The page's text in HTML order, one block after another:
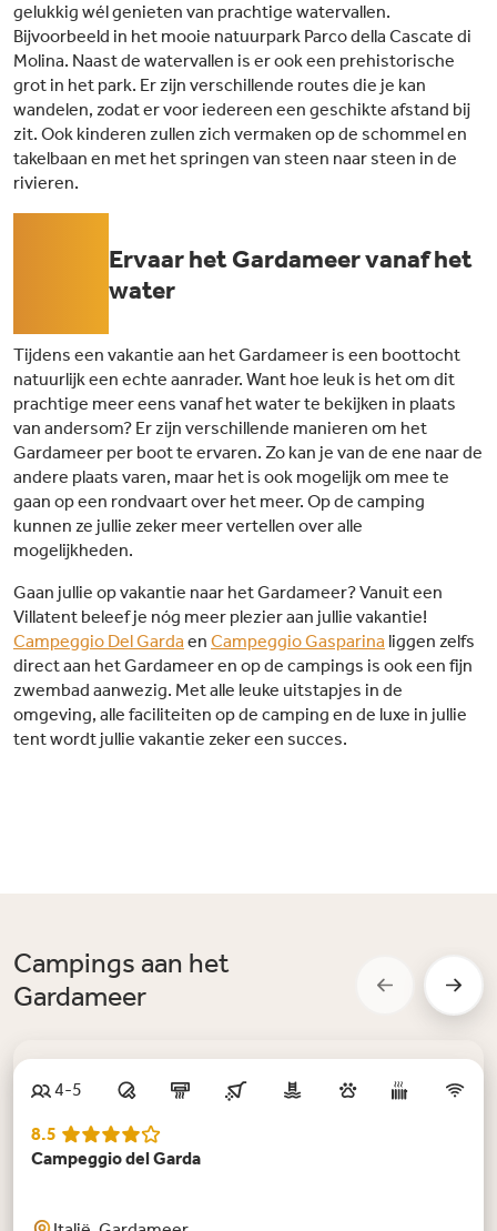
gelukkig wél genieten van prachtige watervallen.
Bijvoorbeeld in het mooie natuurpark Parco della Cascate di
Molina. Naast de watervallen is er ook een prehistorische
grot in het park. Er zijn verschillende routes die je kan
wandelen, zodat er voor iedereen een geschikte afstand bij
zit. Ook kinderen zullen zich vermaken op de schommel en
takelbaan en met het springen van steen naar steen in de
rivieren.
05Ervaar het Gardameer vanaf het
water
Tijdens een vakantie aan het Gardameer is een boottocht
natuurlijk een echte aanrader. Want hoe leuk is het om dit
prachtige meer eens vanaf het water te bekijken in plaats
van andersom? Er zijn verschillende manieren om het
Gardameer per boot te ervaren. Zo kan je van de ene naar de
andere plaats varen, maar het is ook mogelijk om mee te
gaan op een rondvaart over het meer. Op de camping
kunnen ze jullie zeker meer vertellen over alle
mogelijkheden.
Gaan jullie op vakantie naar het Gardameer? Vanuit een
Villatent beleef je nóg meer plezier aan jullie vakantie!
Campeggio Del Garda en Campeggio Gasparina liggen zelfs
direct aan het Gardameer en op de campings is ook een fijn
zwembad aanwezig. Met alle leuke uitstapjes in de
omgeving, alle faciliteiten op de camping en de luxe in jullie
tent wordt jullie vakantie zeker een succes.
Campings aan het
Gardameer
4-5
8.5
Campeggio del Garda